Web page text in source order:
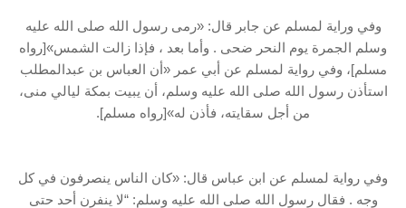
وفي وراية لمسلم عن جابر قال: «رمى رسول الله صلى الله عليه
وسلم الجمرة يوم النحر ضحى . وأما بعد ، فإذا زالت الشمس»[رواه
مسلم]، وفي رواية لمسلم عن أبي عمر «أن العباس بن عبدالمطلب
استأذن رسول الله صلى الله عليه وسلم، أن يبيت بمكة ليالي منى،
من أجل سقايته، فأذن له»[رواه مسلم].
وفي رواية لمسلم عن ابن عباس قال: «كان الناس ينصرفون في كل
وجه . فقال رسول الله صلى الله عليه وسلم: “لا ينفرن أحد حتى